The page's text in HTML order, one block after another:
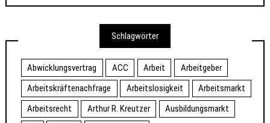
Schlagwörter
Abwicklungsvertrag ACC Arbeit
Arbeitgeber
Arbeitskräftenachfrage
Arbeitslosigkeit
Arbeitsmarkt
Arbeitsrecht
Arthur R. Kreutzer
Ausbildungsmarkt